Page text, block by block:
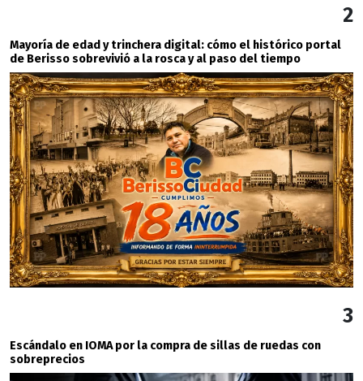
2
Mayoría de edad y trinchera digital: cómo el histórico portal
de Berisso sobrevivió a la rosca y al paso del tiempo
3
Escándalo en IOMA por la compra de sillas de ruedas con
sobreprecios